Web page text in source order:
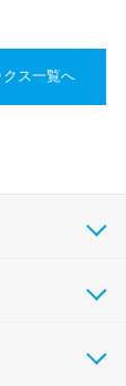
ス一覧へ